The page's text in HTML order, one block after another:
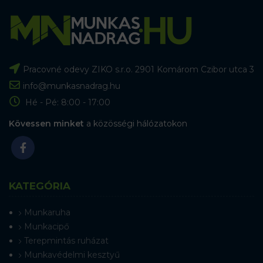
Pracovné odevy ZIKO s.r.o. 2901 Komárom Czibor utca 3
info@munkasnadrag.hu
Hé - Pé: 8:00 - 17:00
Kövessen minket a közösségi hálózatokon
KATEGÓRIA
Munkaruha
Munkacipő
Terepmintás ruházat
Munkavédelmi kesztyű